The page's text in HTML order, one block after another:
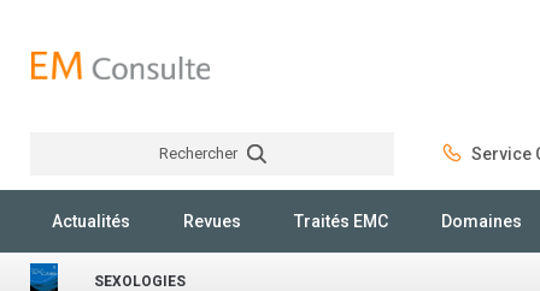
Rechercher Service
Actualités Revues Traités EMC Domaines
SEXOLOGIES